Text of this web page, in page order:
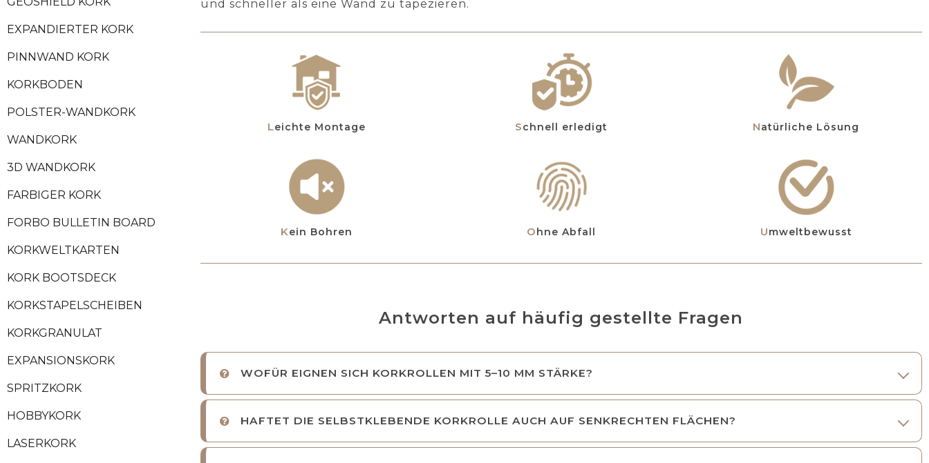
EXPANDIERTER KORK
PINNWAND KORK
KORKBODEN
POLSTER-WANDKORK
WANDKORK
3D WANDKORK
FARBIGER KORK
FORBO BULLETIN BOARD
KORKWELTKARTEN
KORK BOOTSDECK
KORKSTAPELSCHEIBEN
KORKGRANULAT
EXPANSIONSKORK
SPRITZKORK
HOBBYKORK
LASERKORK
und schneller als eine Wand zu tapezieren.
Leichte Montage Schnell erledigt Natürliche Lösung
Kein Bohren Ohne Abfall Umweltbewusst
Antworten auf häufig gestellte Fragen
WOFÜR EIGNEN SICH KORKROLLEN MIT 5–10 MM STÄRKE?
HAFTET DIE SELBSTKLEBENDE KORKROLLE AUCH AUF SENKRECHTEN FLÄCHEN?